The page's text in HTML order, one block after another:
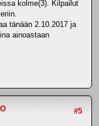
kolme(3). Kilpailut
tänään 2.10.2017 ja
ainoastaan
#5